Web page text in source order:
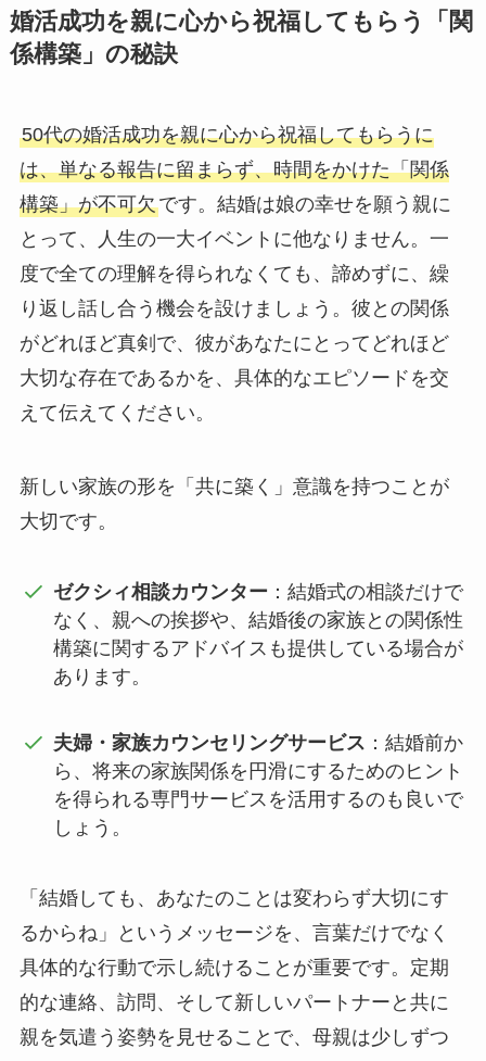
婚活成功を親に心から祝福してもらう「関
係構築」の秘訣
50代の婚活成功を親に心から祝福してもらうに
は、単なる報告に留まらず、時間をかけた「関係
構築」が不可欠です。結婚は娘の幸せを願う親に
とって、人生の一大イベントに他なりません。一
度で全ての理解を得られなくても、諦めずに、繰
り返し話し合う機会を設けましょう。彼との関係
がどれほど真剣で、彼があなたにとってどれほど
大切な存在であるかを、具体的なエピソードを交
えて伝えてください。
新しい家族の形を「共に築く」意識を持つことが
大切です。
ゼクシィ相談カウンター ：結婚式の相談だけで
なく、親への挨拶や、結婚後の家族との関係性
構築に関するアドバイスも提供している場合が
あります。
夫婦・家族カウンセリングサービス ：結婚前か
ら、将来の家族関係を円滑にするためのヒント
を得られる専門サービスを活用するのも良いで
しょう。
「結婚しても、あなたのことは変わらず大切にす
るからね」というメッセージを、言葉だけでなく
具体的な行動で示し続けることが重要です。定期
的な連絡、訪問、そして新しいパートナーと共に
親を気遣う姿勢を見せることで、母親は少しずつ